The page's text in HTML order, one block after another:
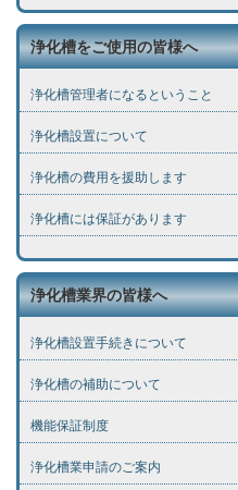
浄化槽をご使用の皆様へ
浄化槽管理者になるということ
浄化槽設置について
浄化槽の費用を援助します
浄化槽には保証があります
浄化槽業界の皆様へ
浄化槽設置手続きについて
浄化槽の補助について
機能保証制度
浄化槽業申請のご案内